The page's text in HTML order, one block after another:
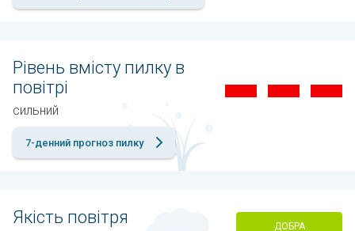
Рівень вмісту пилку в
повітрі
сильний
7-денний прогноз пилку
Якість повітря ДОБРА